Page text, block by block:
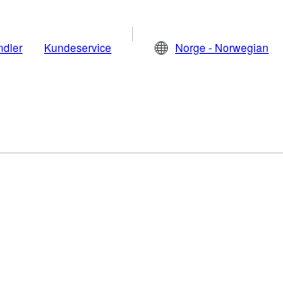
Kundeservice Norge - Norwegian